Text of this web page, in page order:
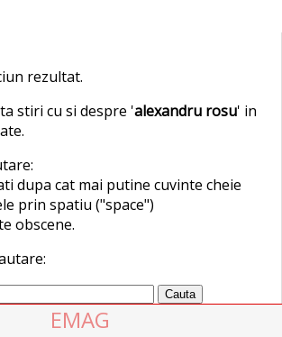
rezultat.
stiri cu si despre 'alexandru rosu' in
dupa cat mai putine cuvinte cheie
prin spatiu ("space")
obscene.
EMAG